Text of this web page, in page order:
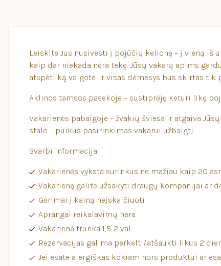
Leiskite Jus nusivesti į pojūčių kelionę – į vieną iš
kaip dar niekada nėra tekę. Jūsų vakarą apims
atspėti ką valgote. Ir visas dėmesys bus skirtas
Aklinos tamsos pasekoje – sustiprėję keturi likę
Vakarienės pabaigoje – žvakių šviesa ir atgaiva
stalo – puikus pasirinkimas vakarui užbaigti.
Svarbi informacija
Vakarienės vyksta surinkus ne mažiau kaip 20
Vakarienę galite užsakyti draugų kompanijai ar
Gėrimai į kainą neįskaičiuoti.
Aprangai reikalavimų nėra.
Vakarienė trunka 1,5-2 val.
Rezervacijas galima perkelti/atšaukti likus 2
Jei esate alergiškas kokiam nors produktui ar